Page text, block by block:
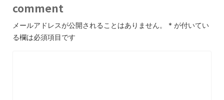
comment
メールアドレスが公開されることはありません。 * が付いてい
る欄は必須項目です